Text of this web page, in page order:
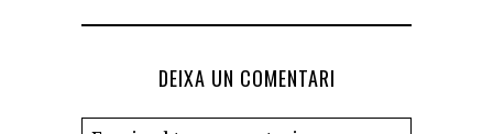
DEIXA UN COMENTARI